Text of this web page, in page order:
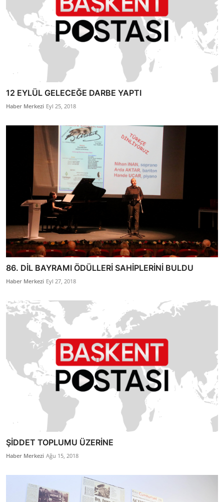
12 EYLÜL GELECEĞE DARBE YAPTI
Haber Merkezi Eyl 25, 2018
86. DİL BAYRAMI ÖDÜLLERİ SAHİPLERİNİ BULDU
Haber Merkezi Eyl 27, 2018
ŞİDDET TOPLUMU ÜZERİNE
Haber Merkezi Ağu 15, 2018